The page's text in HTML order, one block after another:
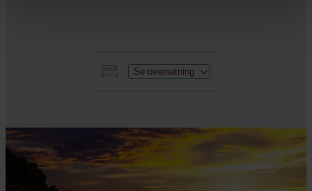
Se overnatning
HER SKAL I BO